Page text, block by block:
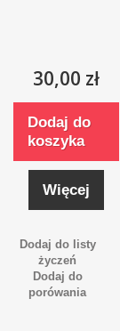
30,00 zł
Dodaj do
koszyka
Więcej
Dodaj do listy
życzeń
Dodaj do
porówania